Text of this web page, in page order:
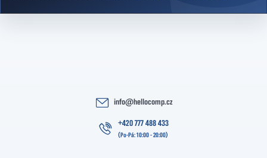
info@hellocomp.cz
+420 777 488 433